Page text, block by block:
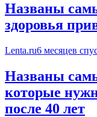
Названы
здоровья
Lenta.ru6 месяцев
Названы
которые
после 40 лет